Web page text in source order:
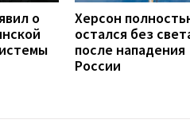
о
Херсон
остался без
после нападения
России